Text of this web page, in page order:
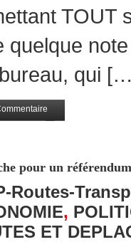
TOUT
quelque
qui
pour un
Routes-
,
ET